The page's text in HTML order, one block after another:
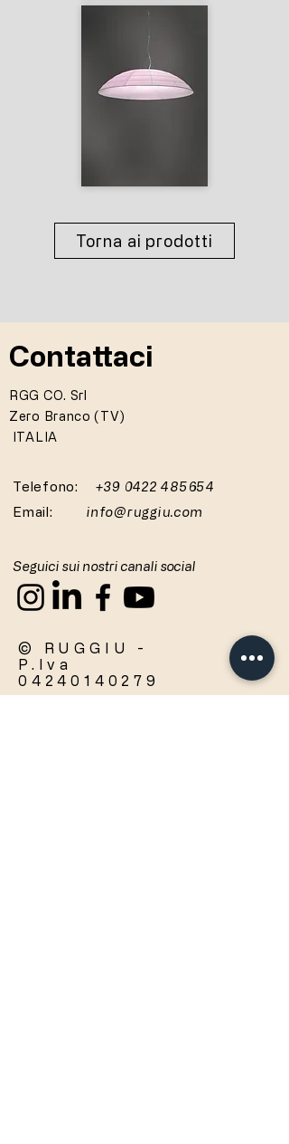
Torna ai prodotti
Contattaci
RGG CO. Srl
Zero Branco (TV)
ITALIA
Telefono:
+39 0422 485654
Email: info@ruggiu.com
Seguici sui nostri canali social
© RUGGIU -
P.Iva
04240140279